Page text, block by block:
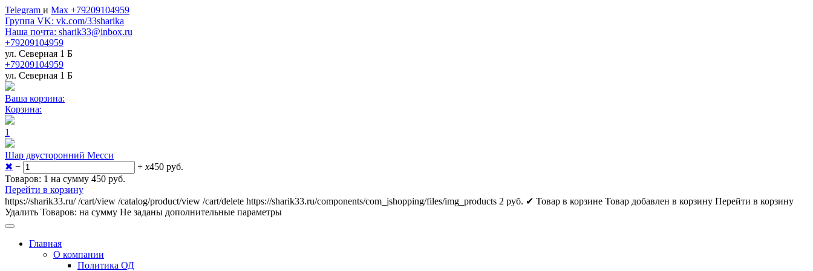
Telegram и Max +79209104959
Группа VK: vk.com/33sharika
Наша почта: sharik33@inbox.ru
+79209104959
ул. Северная 1 Б
+79209104959
ул. Северная 1 Б
Ваша корзина:
Корзина:
1
Шар двусторонний Месси
✖ − + x450 руб.
Товаров: 1 на сумму 450 руб.
Перейти в корзину
https://sharik33.ru/ /cart/view /catalog/product/view /cart/delete https://sharik33.ru/components/com_jshopping/files/img_products 2 руб. ✔ Товар в корзине Товар добавлен в корзину Перейти в корзину
Удалить Товаров: на сумму Не заданы дополнительные параметры
Главная
О компании
Политика ОД